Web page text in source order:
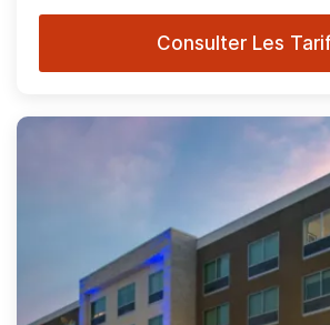
Consulter Les